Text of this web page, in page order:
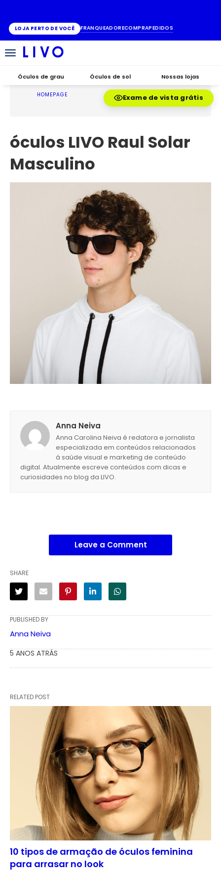
LOJA PERTO DE VOCÊ FRANQUEADORECOMPRAPEDIDOS
Alternar
Óculos de grau Óculos de sol Nossas lojas
Exame de vista grátis
HOMEPAGE
óculos LIVO Raul Solar
Masculino
Anna Neiva
Anna Carolina Neiva é redatora e jornalista
especializada em conteúdos relacionados
à saúde visual e marketing de conteúdo
digital. Atualmente escreve conteúdos com dicas e
curiosidades no blog da LIVO.
Leave a Comment
SHARE
PUBLISHED BY
Anna Neiva
5 ANOS ATRÁS
RELATED POST
10 tipos de armação de óculos feminina
para arrasar no look